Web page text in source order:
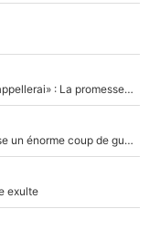
Mercato - OM - «Dès que je prends un club, je t’appellerai» : La promesse de Marcelino au moment de claquer la porte
Victime de racisme contre Murray, Kyrgios pousse un énorme coup de gueule !
exulte